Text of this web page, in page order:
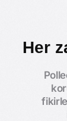
Her